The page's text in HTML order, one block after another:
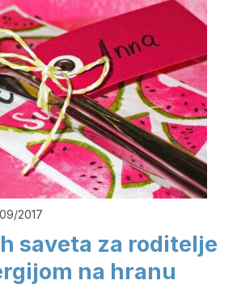
2017
saveta za roditelje
na hranu